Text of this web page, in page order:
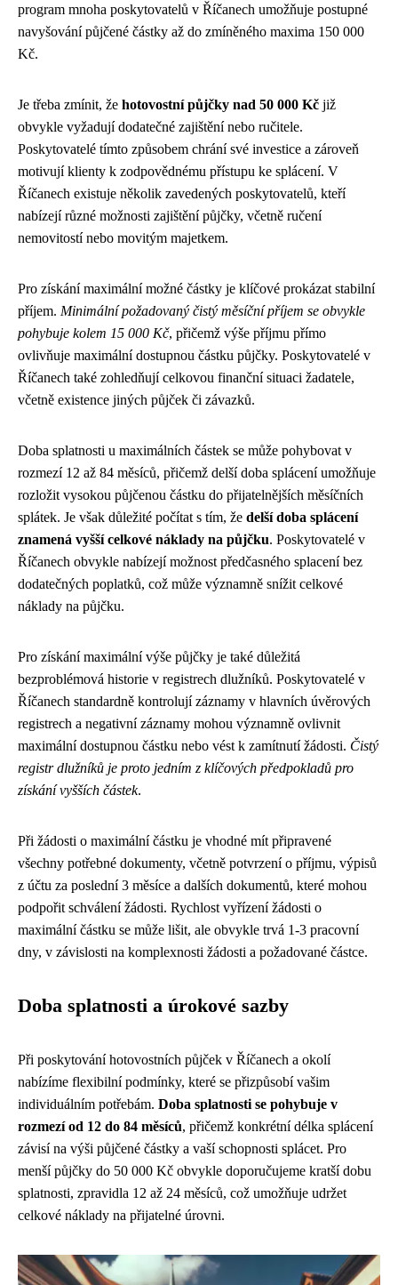
program mnoha poskytovatelů v Říčanech umožňuje postupné
navyšování půjčené částky až do zmíněného maxima 150 000
Kč.
Je třeba zmínit, že hotovostní půjčky nad 50 000 Kč již
obvykle vyžadují dodatečné zajištění nebo ručitele.
Poskytovatelé tímto způsobem chrání své investice a zároveň
motivují klienty k zodpovědnému přístupu ke splácení. V
Říčanech existuje několik zavedených poskytovatelů, kteří
nabízejí různé možnosti zajištění půjčky, včetně ručení
nemovitostí nebo movitým majetkem.
Pro získání maximální možné částky je klíčové prokázat stabilní
příjem. Minimální požadovaný čistý měsíční příjem se obvykle
pohybuje kolem 15 000 Kč, přičemž výše příjmu přímo
ovlivňuje maximální dostupnou částku půjčky. Poskytovatelé v
Říčanech také zohledňují celkovou finanční situaci žadatele,
včetně existence jiných půjček či závazků.
Doba splatnosti u maximálních částek se může pohybovat v
rozmezí 12 až 84 měsíců, přičemž delší doba splácení umožňuje
rozložit vysokou půjčenou částku do přijatelnějších měsíčních
splátek. Je však důležité počítat s tím, že delší doba splácení
znamená vyšší celkové náklady na půjčku. Poskytovatelé v
Říčanech obvykle nabízejí možnost předčasného splacení bez
dodatečných poplatků, což může významně snížit celkové
náklady na půjčku.
Pro získání maximální výše půjčky je také důležitá
bezproblémová historie v registrech dlužníků. Poskytovatelé v
Říčanech standardně kontrolují záznamy v hlavních úvěrových
registrech a negativní záznamy mohou významně ovlivnit
maximální dostupnou částku nebo vést k zamítnutí žádosti. Čistý
registr dlužníků je proto jedním z klíčových předpokladů pro
získání vyšších částek.
Při žádosti o maximální částku je vhodné mít připravené
všechny potřebné dokumenty, včetně potvrzení o příjmu, výpisů
z účtu za poslední 3 měsíce a dalších dokumentů, které mohou
podpořit schválení žádosti. Rychlost vyřízení žádosti o
maximální částku se může lišit, ale obvykle trvá 1-3 pracovní
dny, v závislosti na komplexnosti žádosti a požadované částce.
Doba splatnosti a úrokové sazby
Při poskytování hotovostních půjček v Říčanech a okolí
nabízíme flexibilní podmínky, které se přizpůsobí vašim
individuálním potřebám. Doba splatnosti se pohybuje v
rozmezí od 12 do 84 měsíců, přičemž konkrétní délka splácení
závisí na výši půjčené částky a vaší schopnosti splácet. Pro
menší půjčky do 50 000 Kč obvykle doporučujeme kratší dobu
splatnosti, zpravidla 12 až 24 měsíců, což umožňuje udržet
celkové náklady na přijatelné úrovni.